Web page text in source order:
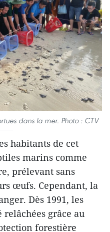
dans la mer. Photo : CTV
habitants de cet
marins comme
prélevant sans
œufs. Cependant, la
Dès 1991, les
grâce au
forestière